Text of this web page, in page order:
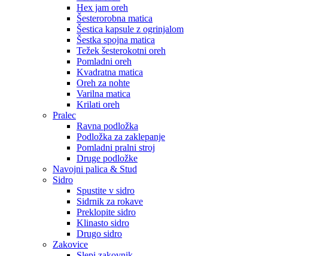
Hex jam oreh
Šesterorobna matica
Šestica kapsule z ogrinjalom
Šestka spojna matica
Težek šesterokotni oreh
Pomladni oreh
Kvadratna matica
Oreh za nohte
Varilna matica
Krilati oreh
Pralec
Ravna podložka
Podložka za zaklepanje
Pomladni pralni stroj
Druge podložke
Navojni palica & Stud
Sidro
Spustite v sidro
Sidrnik za rokave
Preklopite sidro
Klinasto sidro
Drugo sidro
Zakovice